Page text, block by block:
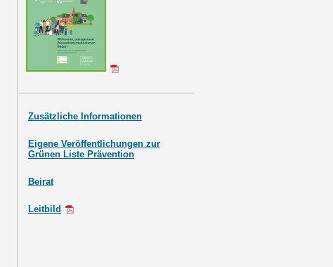
Zusätzliche Informationen
Eigene Veröffentlichungen zur
Grünen Liste Prävention
Beirat
Leitbild